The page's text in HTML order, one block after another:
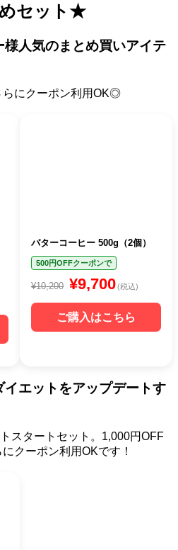
セット★
人気のまとめ買いアイテ
らにクーポン利用OK◎
バターコーヒー 500g（2個）
500円OFFクーポンで
¥10,200 ¥9,700(税込)
ご購入はこちら
エットをアップデートす
スタートセット。1,000円OFF
クーポン利用OKです！